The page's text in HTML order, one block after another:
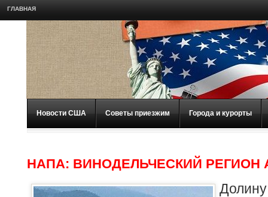
ГЛАВНАЯ
Новости США Советы приезжим Города и курорты
НАПА: ВИНОДЕЛЬЧЕСКИЙ РЕГИОН